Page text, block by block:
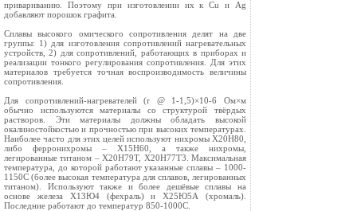
привариванию. Поэтому при изготовлении их к Cu и Ag
добавляют порошок графита.
Сплавы высокого омического сопротивления делят на две
группы: 1) для изготовления сопротивлений нагревательных
устройств, 2) для сопротивлений, работающих в приборах и
реализации тонкого регулирования сопротивления. Для этих
материалов требуется точная воспроизводимость величины
сопротивления.
Для сопротивлений-нагревателей (r @ 1-1,5)×10-6 Ом×м
обычно используются материалы со структурой твёрдых
растворов. Эти материалы должны обладать высокой
окалиностойкостью и прочностью при высоких температурах.
Наиболее часто для этих целей используют нихромы Х20Н80,
либо ферронихромы – Х15Н60, а также нихромы,
легированные титаном – Х20Н79Т, Х20Н77Т3. Максимальная
температура, до которой работают указанные сплавы – 1000-
1150C (более высокая температура для сплавов, легированных
титаном). Используют также и более дешёвые сплавы на
основе железа Х13Ю4 (фехраль) и Х25Ю5А (хромаль).
Последние работают до температур 850-1000C.